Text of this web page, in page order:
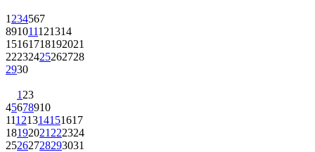
1 234567
891011121314
15161718192021
22232425262728
2930
1 23
45678910
11121314151617
18192021 222324
25262728293031